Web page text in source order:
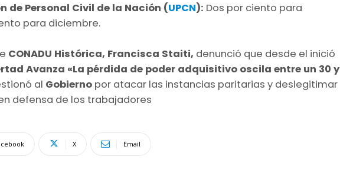
de Personal Civil de la Nación (UPCN): Dos por ciento para
para diciembre.
CONADU Histórica, Francisca Staiti, denunció que desde el inició
Avanza «La pérdida de poder adquisitivo oscila entre un 30 y
al Gobierno por atacar las instancias paritarias y deslegitimar
defensa de los trabajadores
X Email